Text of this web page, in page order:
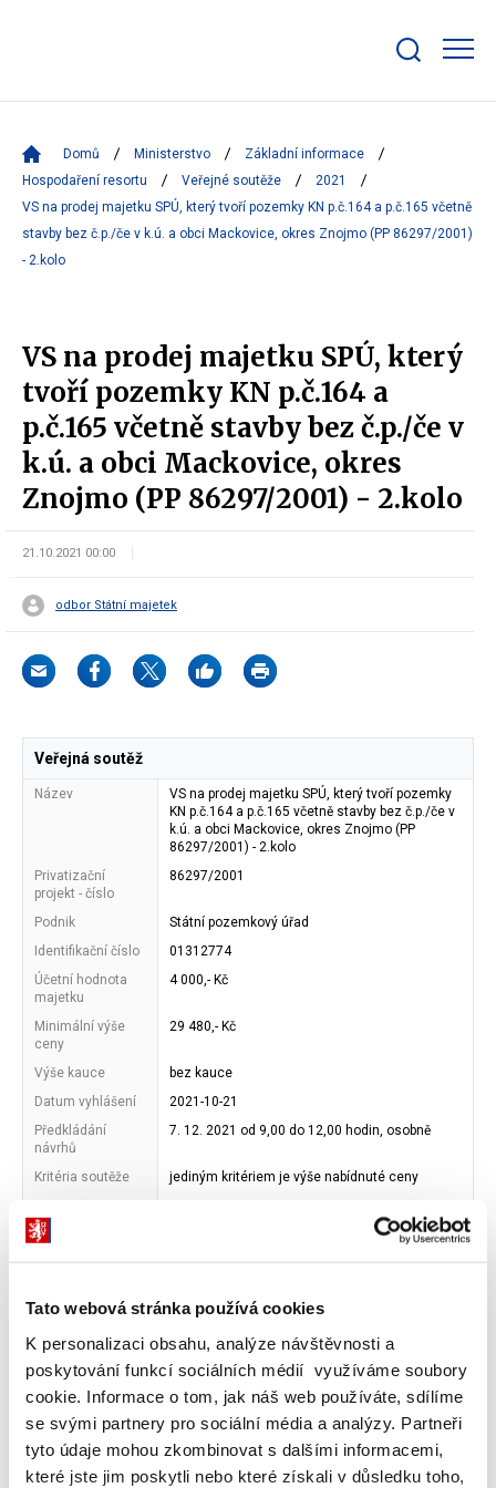
Tato webová stránka používá cookies
K personalizaci obsahu, analýze návštěvnosti a
poskytování funkcí sociálních médií využíváme soubory
cookie. Informace o tom, jak náš web používáte, sdílíme
se svými partnery pro sociální média a analýzy. Partneři
tyto údaje mohou zkombinovat s dalšími informacemi,
které jste jim poskytli nebo které získali v důsledku toho,
bar
Domů Ministerstvo
Základní informace
Hospodaření resortu
Veřejné soutěže
2021
VS na prodej majetku SPÚ, který tvoří pozemky KN p.č.164 a p.č.165 včetně
stavby bez č.p./če v k.ú. a obci Mackovice, okres Znojmo (PP 86297/2001)
- 2.kolo
VS na prodej majetku SPÚ, který
tvoří pozemky KN p.č.164 a
p.č.165 včetně stavby bez č.p./če v
k.ú. a obci Mackovice, okres
Znojmo (PP 86297/2001) - 2.kolo
21.10.2021 00:00
odbor Státní majetek
Veřejná soutěž
Název
VS na prodej majetku SPÚ, který tvoří pozemky
KN p.č.164 a p.č.165 včetně stavby bez č.p./če v
k.ú. a obci Mackovice, okres Znojmo (PP
86297/2001) - 2.kolo
Privatizační
projekt - číslo
86297/2001
Podnik
Státní pozemkový úřad
Identifikační číslo
01312774
Účetní hodnota
majetku
4 000,- Kč
Minimální výše
ceny
29 480,- Kč
Výše kauce
bez kauce
Datum vyhlášení
2021-10-21
Předkládání
návrhů
7. 12. 2021 od 9,00 do 12,00 hodin, osobně
Kritéria soutěže jediným kritériem je výše nabídnuté ceny
Adresa
vyhlašovatele
Letenská 15, 118 10 Praha 1, IČ: 00006947
Fotodokumentace k veřejné soutěži (.ZIP, 889
Informační memorandum k veřejné soutěži
(.ZIP, 9397 kB)
soutěže (.PDF, 42 kB)